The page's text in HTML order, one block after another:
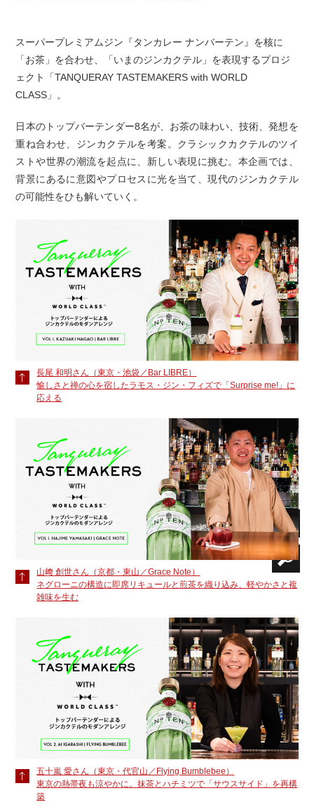
スーパープレミアムジン『タンカレー ナンバーテン』を核に
「お茶」を合わせ、「いまのジンカクテル」を表現するプロジ
ェクト「TANQUERAY TASTEMAKERS with WORLD
CLASS」。
日本のトップバーテンダー8名が、お茶の味わい、技術、発想を
重ね合わせ、ジンカクテルを考案。クラシックカクテルのツイ
ストや世界の潮流を起点に、新しい表現に挑む。本企画では、
背景にあるに意図やプロセスに光を当て、現代のジンカクテル
の可能性をひも解いていく。
長尾 和明さん（東京・池袋／Bar LIBRE）
愉しさと禅の心を宿したラモス・ジン・フィズで「Surprise me!」に
応える
山﨑 創世さん（京都・東山／Grace Note）
ネグローニの構造に即席リキュールと煎茶を織り込み、軽やかさと複
雑味を生む
五十嵐 愛さん（東京・代官山／Flying Bumblebee）
東京の熱帯夜も涼やかに。抹茶とハチミツで「サウスサイド」を再構
築